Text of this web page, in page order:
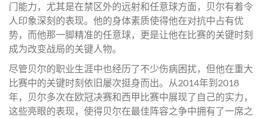
门能力，尤其是在禁区外的远射和任意球方面，贝尔有着令
人印象深刻的表现。他的身体素质使得他在对抗中占有优
势，而他那一脚精准的任意球，更是让他在比赛的关键时刻
成为改变战局的关键人物。
尽管贝尔的职业生涯中也经历了不少伤病困扰，但他在重大
比赛中的关键时刻依旧屡次挺身而出。从2014年到2018
年，贝尔多次在欧冠决赛和西甲比赛中展现了自己的实力，
这些亮眼的表现，使得贝尔在最佳阵容之争中拥有了一席之